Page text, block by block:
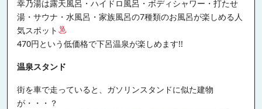
幸乃湯は露天風呂・ハイドロ風呂・ボディシャワー・打たせ
湯・サウナ・水風呂・家族風呂の7種類のお風呂が楽しめる人
気スポット
470円という低価格で下呂温泉が楽しめます!!
温泉スタンド
街を車で走っていると、ガソリンスタンドに似た建物
が・・・？